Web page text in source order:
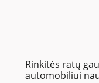
Rinkitės ratų
automobiliui